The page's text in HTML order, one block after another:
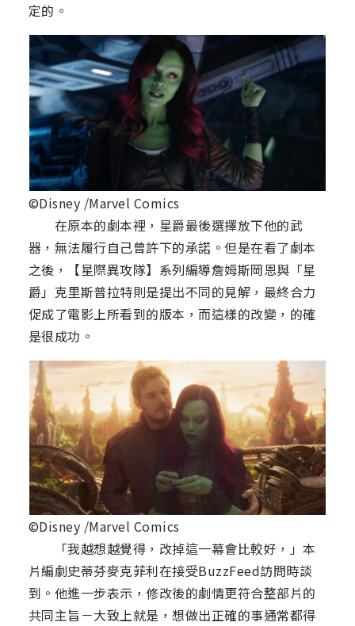
定的。
©Disney /Marvel Comics
在原本的劇本裡，星爵最後選擇放下他的武
器，無法履行自己曾許下的承諾。但是在看了劇本
之後，【星際異攻隊】系列編導詹姆斯岡恩與「星
爵」克里斯普拉特則是提出不同的見解，最終合力
促成了電影上所看到的版本，而這樣的改變，的確
是很成功。
©Disney /Marvel Comics
「我越想越覺得，改掉這一幕會比較好，」本
片編劇史蒂芬麥克菲利在接受BuzzFeed訪問時談
到。他進一步表示，修改後的劇情更符合整部片的
共同主旨－大致上就是，想做出正確的事通常都得